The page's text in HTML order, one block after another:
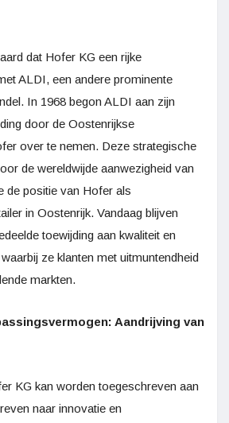
dat Hofer KG een rijke
ALDI, een andere prominente
In 1968 begon ALDI aan zijn
door de Oostenrijkse
over te nemen. Deze strategische
de wereldwijde aanwezigheid van
de positie van Hofer als
in Oostenrijk. Vandaag blijven
toewijding aan kwaliteit en
ze klanten met uitmuntendheid
markten.
Aandrijving van
KG kan worden toegeschreven aan
naar innovatie en